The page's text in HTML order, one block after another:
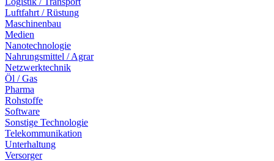
Luftfahrt / Rüstung
Maschinenbau
Medien
Nanotechnologie
Nahrungsmittel / Agrar
Netzwerktechnik
Öl / Gas
Pharma
Rohstoffe
Software
Sonstige Technologie
Telekommunikation
Unterhaltung
Versorger